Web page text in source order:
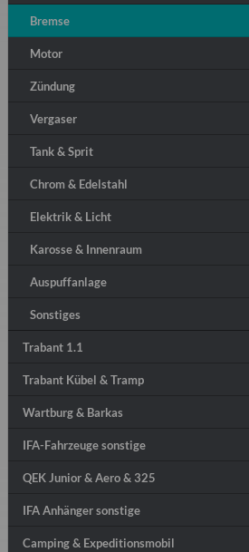
Bremse
Motor
Zündung
Vergaser
Tank & Sprit
Chrom & Edelstahl
Elektrik & Licht
Karosse & Innenraum
Auspuffanlage
Sonstiges
Trabant 1.1
Trabant Kübel & Tramp
Wartburg & Barkas
IFA-Fahrzeuge sonstige
QEK Junior & Aero & 325
IFA Anhänger sonstige
Camping & Expeditionsmobil